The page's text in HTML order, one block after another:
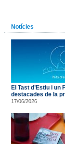
Notícies
El Tast d’Estiu i
destacades de la
17/06/2026